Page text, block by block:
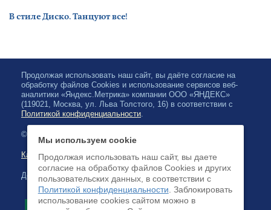
В стиле Диско. Танцуют все!
Продолжая использовать наш сайт, вы даёте согласие на
обработку файлов Cookies и использование сервисов веб-
аналитики «Яндекс.Метрика» компании ООО «ЯНДЕКС»
(119021, Москва, ул. Льва Толстого, 16) в соответствии с
Политикой конфиденциальности.
© 2026, Карельская Государственная филармония
Карта сайта
Доступна оплата банковскими картами
Мы используем cookie
Продолжая использовать наш сайт, вы даете
согласие на обработку файлов Cookies и других
пользовательских данных, в соответствии с
Политикой конфиденциальности . Заблокировать
использование cookies сайтом можно в